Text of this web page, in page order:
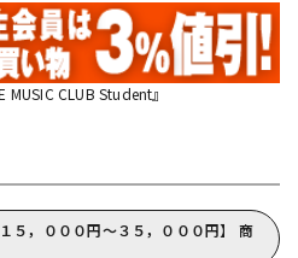
CLUB Student』
５，０００円～３５，０００円】 商